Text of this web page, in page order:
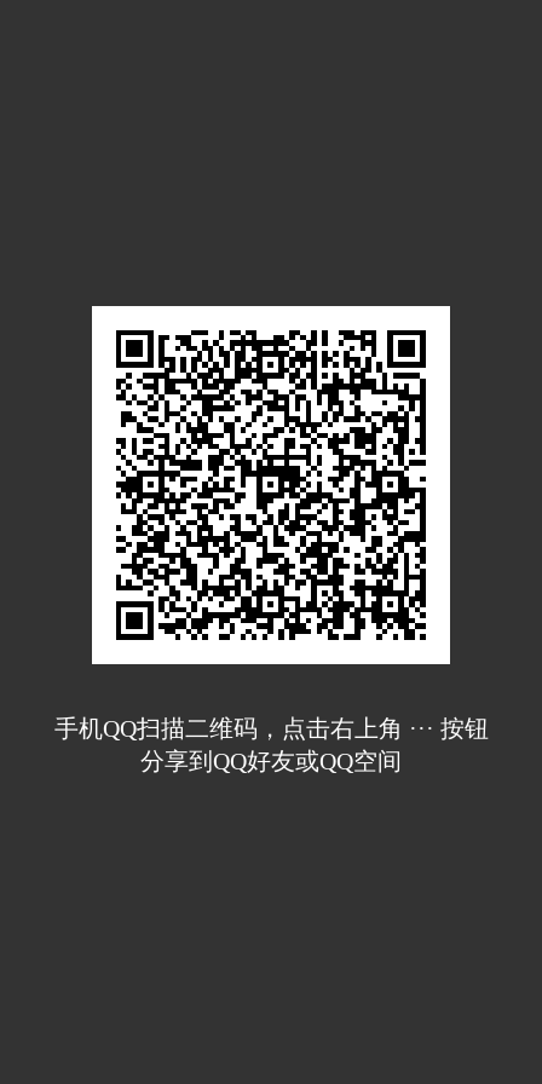
手机QQ扫描二维码，点击右上角 ··· 按钮
分享到QQ好友或QQ空间